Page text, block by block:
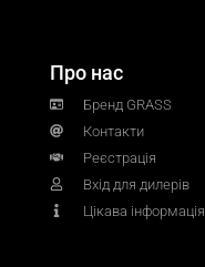
Про нас
Бренд GRASS
Контакти
Реєстрація
Вхід для дилерів
Цікава інформація